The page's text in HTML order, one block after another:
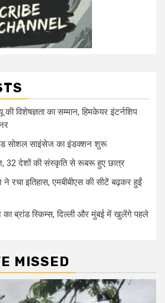
विशेषज्ञता का सम्मान, हिमकेयर इंटर्नशिप
एंड सोशल साइंसेज का इंडक्शन शुरू
32 देशों की संस्कृति से रूबरू हुए छात्र
रचा इतिहास, एमबीबीएस की सीटें बढ़कर हुईं
का ब्रांड स्किम्स, दिल्ली और मुंबई में खुलेंगे पहले
MISSED